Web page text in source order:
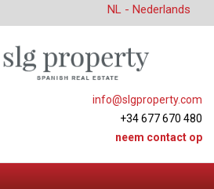
NL - Nederlands
info@slgproperty.com
+34 677 670 480
neem contact op